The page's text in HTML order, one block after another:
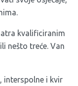
kvalificiranim
nešto treće. Van
interspolne i kvir